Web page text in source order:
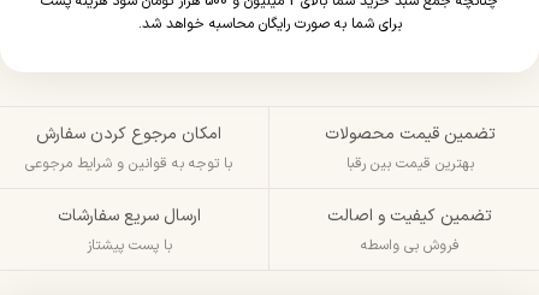
برای شما به صورت رایگان محاسبه خواهد شد.
تضمین قیمت محصولات
بهترین قیمت بین رقبا
امکان مرجوع کردن سفارش
با توجه به قوانین و شرایط مرجوعی
تضمین کیفیت و اصالت
فروش بی واسطه
ارسال سریع سفارشات
با پست پیشتاز